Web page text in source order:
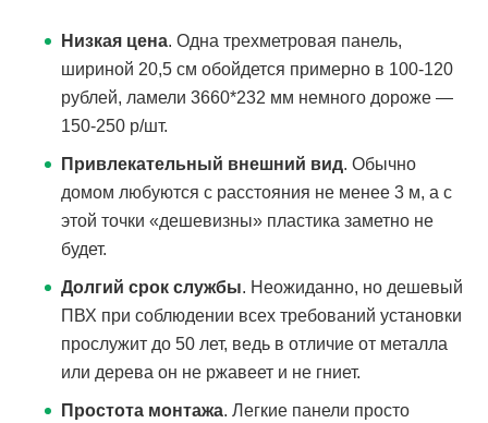
Низкая цена. Одна трехметровая панель,
шириной 20,5 см обойдется примерно в 100-120
рублей, ламели 3660*232 мм немного дороже —
150-250 р/шт.
Привлекательный внешний вид. Обычно
домом любуются с расстояния не менее 3 м, а с
этой точки «дешевизны» пластика заметно не
будет.
Долгий срок службы. Неожиданно, но дешевый
ПВХ при соблюдении всех требований установки
прослужит до 50 лет, ведь в отличие от металла
или дерева он не ржавеет и не гниет.
Простота монтажа. Легкие панели просто